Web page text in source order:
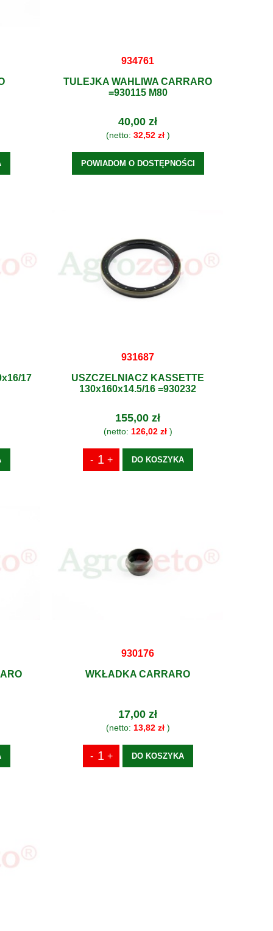
934761
TULEJKA WAHLIWA CARRARO
=930115 M80
40,00 zł
(netto: 32,52 zł)
POWIADOM O DOSTĘPNOŚCI
17
931687
USZCZELNIACZ KASSETTE
130x160x14.5/16 =930232
155,00 zł
(netto: 126,02 zł)
DO KOSZYKA
930176
WKŁADKA CARRARO
17,00 zł
(netto: 13,82 zł)
DO KOSZYKA